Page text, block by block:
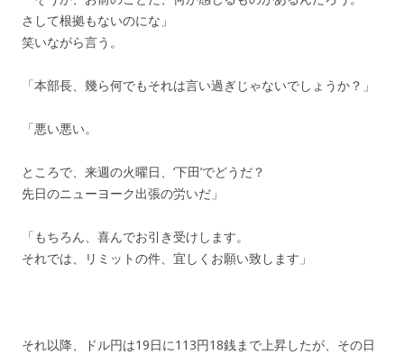
さして根拠もないのにな」
笑いながら言う。
「本部長、幾ら何でもそれは言い過ぎじゃないでしょうか？」
「悪い悪い。
ところで、来週の火曜日、‘下田’でどうだ？
先日のニューヨーク出張の労いだ」
「もちろん、喜んでお引き受けします。
それでは、リミットの件、宜しくお願い致します」
それ以降、ドル円は19日に113円18銭まで上昇したが、その日